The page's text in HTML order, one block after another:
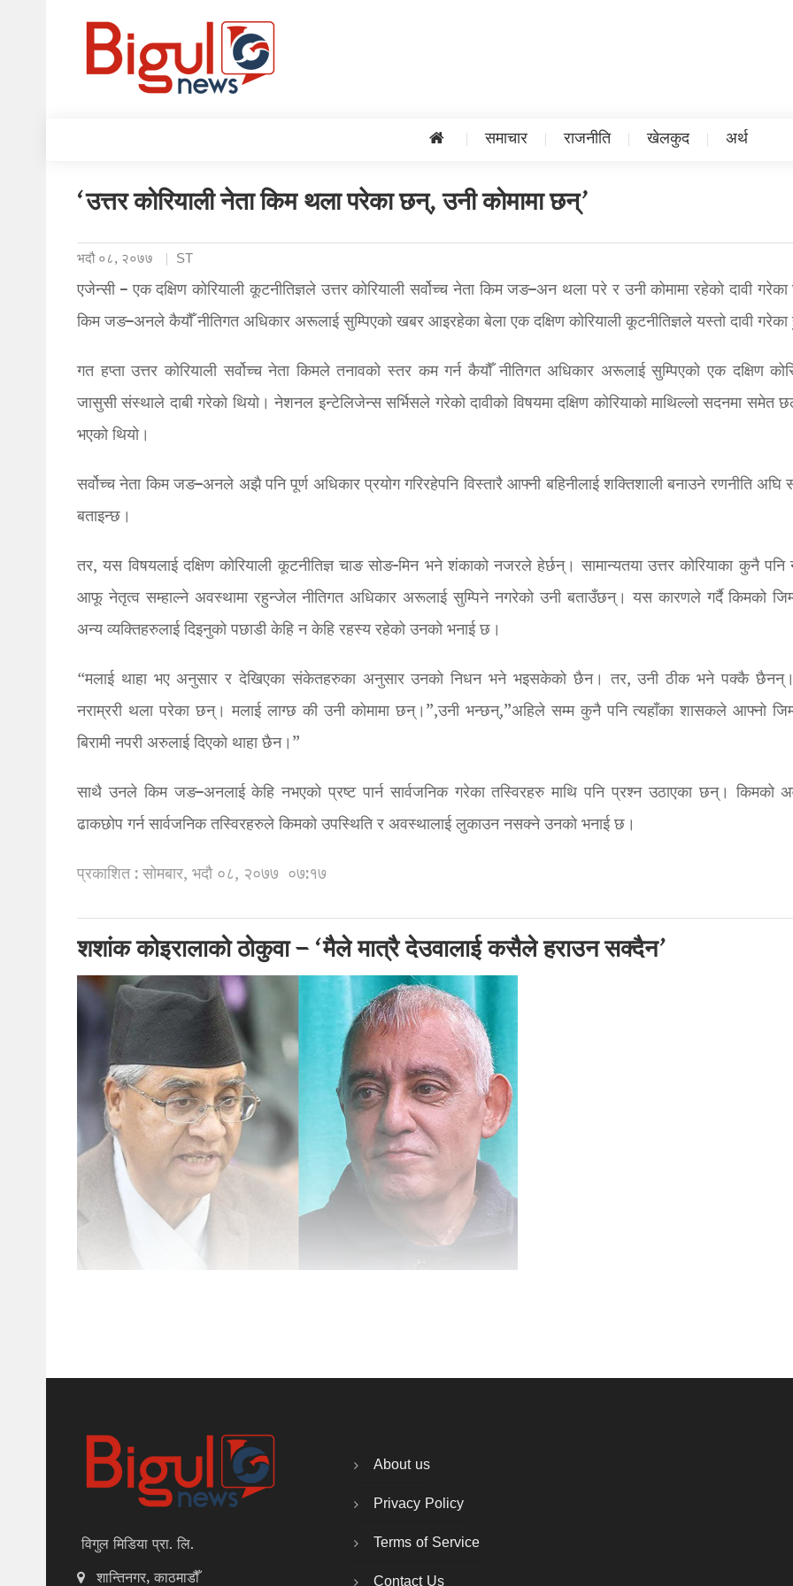
समाचार राजनीति खेलकुद अर्थ
‘उत्तर कोरियाली नेता किम थला परेका छन्, उनी कोमामा छन्’
भदौ ०८, २०७७ ST
एजेन्सी – एक दक्षिण कोरियाली कूटनीतिज्ञले उत्तर कोरियाली सर्वोच्च नेता किम जङ–अन थला परे र उनी कोमामा रहेको दावी
किम जङ–अनले कैयौँ नीतिगत अधिकार अरूलाई सुम्पिएको खबर आइरहेका बेला एक दक्षिण कोरियाली कूटनीतिज्ञले यस्तो दावी
गत हप्ता उत्तर कोरियाली सर्वोच्च नेता किमले तनावको स्तर कम गर्न कैयौँ नीतिगत अधिकार अरूलाई सुम्पिएको एक दक्षिण
जासुसी संस्थाले दाबी गरेको थियो। नेशनल इन्टेलिजेन्स सर्भिसले गरेको दावीको विषयमा दक्षिण कोरियाको माथिल्लो सदनमा समेत
भएको थियो।
सर्वोच्च नेता किम जङ–अनले अझै पनि पूर्ण अधिकार प्रयोग गरिरहेपनि विस्तारै आफ्नी बहिनीलाई शक्तिशाली बनाउने रणनीति अघि
बताइन्छ।
तर, यस विषयलाई दक्षिण कोरियाली कूटनीतिज्ञ चाङ सोङ-मिन भने शंकाको नजरले हेर्छन्। सामान्यतया उत्तर कोरियाका कुनै पनि
आफू नेतृत्व सम्हाल्ने अवस्थामा रहुन्जेल नीतिगत अधिकार अरूलाई सुम्पिने नगरेको उनी बताउँछन्। यस कारणले गर्दै किमको
अन्य व्यक्तिहरुलाई दिइनुको पछाडी केहि न केहि रहस्य रहेको उनको भनाई छ।
“मलाई थाहा भए अनुसार र देखिएका संकेतहरुका अनुसार उनको निधन भने भइसकेको छैन। तर, उनी ठीक भने पक्कै
नराम्ररी थला परेका छन्। मलाई लाग्छ की उनी कोमामा छन्।”,उनी भन्छन्,”अहिले सम्म कुनै पनि त्यहाँका शासकले आफ्नो
बिरामी नपरी अरुलाई दिएको थाहा छैन।”
साथै उनले किम जङ–अनलाई केहि नभएको प्रष्ट पार्न सार्वजनिक गरेका तस्विरहरु माथि पनि प्रश्न उठाएका छन्। किमको
ढाकछोप गर्न सार्वजनिक तस्विरहरुले किमको उपस्थिति र अवस्थालाई लुकाउन नसक्ने उनको भनाई छ।
प्रकाशित : सोमबार, भदौ ०८, २०७७ ०७:१७
शशांक कोइरालाको ठोकुवा – ‘मैले मात्रै देउवालाई कसैले हराउन सक्दैन’
विगुल मिडिया प्रा. लि.
शान्तिनगर, काठमाडौँ
About us
Privacy Policy
Terms of Service